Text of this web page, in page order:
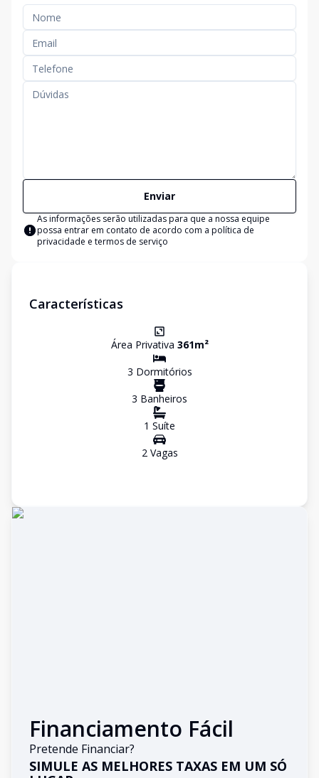
Enviar
As informações serão utilizadas para que a nossa equipe
possa entrar em contato de acordo com a política de
privacidade e termos de serviço
Características
Área Privativa 361m²
3 Dormitórios
3 Banheiros
1 Suíte
2Vagas
Financiamento Fácil
Pretende Financiar?
SIMULE AS MELHORES TAXAS EM UM SÓ